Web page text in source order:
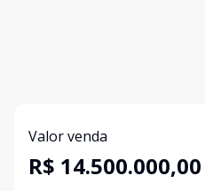
Valor venda
R$ 14.500.000,00